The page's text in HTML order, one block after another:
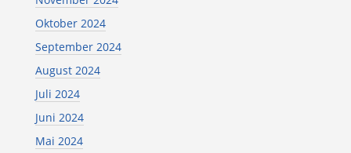
Oktober 2024
September 2024
August 2024
Juli 2024
Juni 2024
Mai 2024